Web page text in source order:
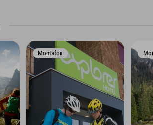
Montafon